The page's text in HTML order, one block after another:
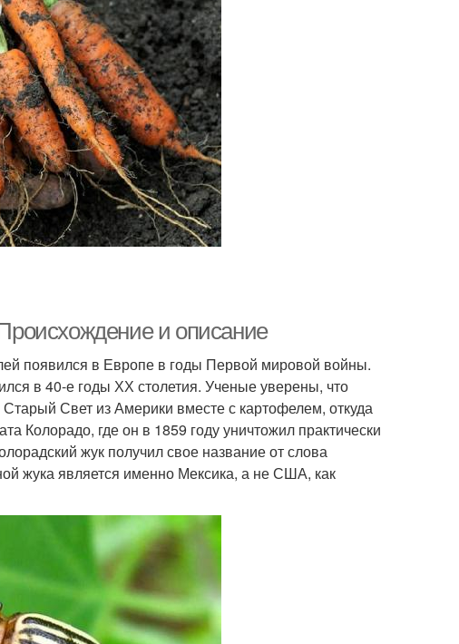
и описание
появился в Европе в годы Первой мировой войны.
в 40-е годы ХХ столетия. Ученые уверены, что
Свет из Америки вместе с картофелем, откуда
Колорадо, где он в 1859 году уничтожил практически
жук получил свое название от слова
жука является именно Мексика, а не США, как